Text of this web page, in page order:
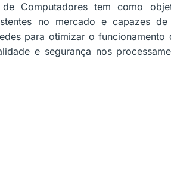
Computadores tem como
no mercado e capazes
para otimizar o funcionamento
e segurança nos